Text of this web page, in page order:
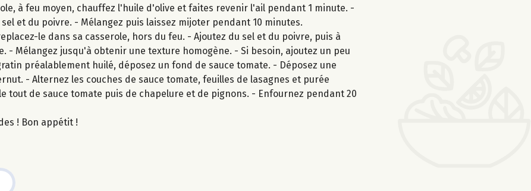
à feu moyen, chauffez l'huile d'olive et faites revenir l'ail pendant 1 minute. -
et du poivre. - Mélangez puis laissez mijoter pendant 10 minutes.
le dans sa casserole, hors du feu. - Ajoutez du sel et du poivre, puis à
Mélangez jusqu'à obtenir une texture homogène. - Si besoin, ajoutez un peu
préalablement huilé, déposez un fond de sauce tomate. - Déposez une
- Alternez les couches de sauce tomate, feuilles de lasagnes et purée
tout de sauce tomate puis de chapelure et de pignons. - Enfournez pendant 20
! Bon appétit !